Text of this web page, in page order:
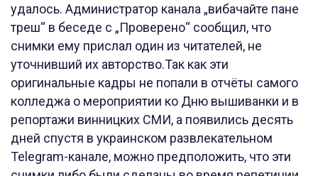
удалось. Администратор канала „вибачайте пане
треш“ в беседе с „Проверено“ сообщил, что
снимки ему прислал один из читателей, не
уточнивший их авторство.Так как эти
оригинальные кадры не попали в отчёты самого
колледжа о мероприятии ко Дню вышиванки и в
репортажи винницких СМИ, а появились десять
дней спустя в украинском развлекательном
Telegram-канале, можно предположить, что эти